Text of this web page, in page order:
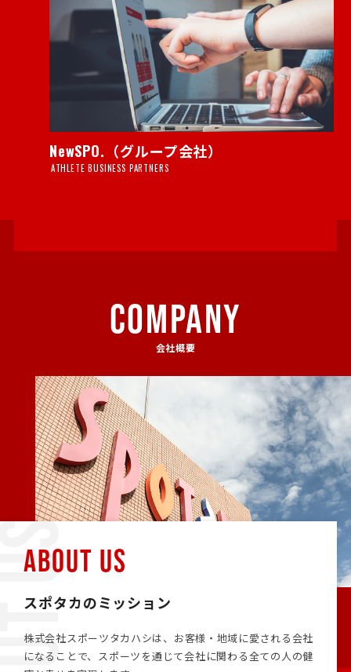
NewSPO.（グループ会社）
ATHLETE BUSINESS PARTNERS
COMPANY
会社概要
ABOUT US
スポタカのミッション
株式会社スポーツタカハシは、お客様・地域に愛される会社
になることで、スポーツを通じて会社に関わる全ての人の健